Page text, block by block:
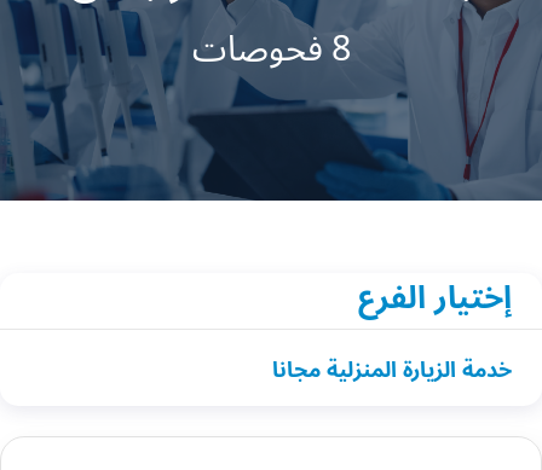
8 فحوصات
إختيار الفرع
خدمة الزيارة المنزلية مجانا